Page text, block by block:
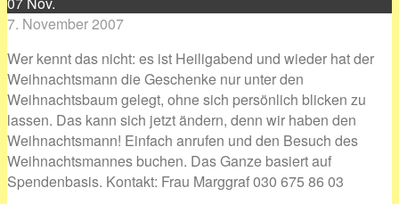
7. November 2007
Wer kennt das nicht: es ist Heiligabend und wieder hat der
Weihnachtsmann die Geschenke nur unter den
Weihnachtsbaum gelegt, ohne sich persönlich blicken zu
lassen. Das kann sich jetzt ändern, denn wir haben den
Weihnachtsmann! Einfach anrufen und den Besuch des
Weihnachtsmannes buchen. Das Ganze basiert auf
Spendenbasis. Kontakt: Frau Marggraf 030 675 86 03